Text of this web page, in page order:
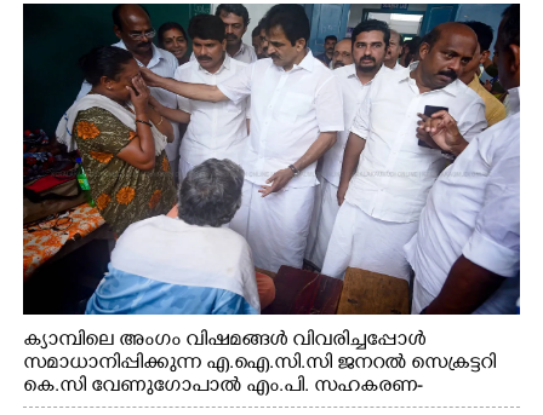
എടുത്ത് ലാളിച്ചപ്പോൾ. സഹകരണ-എക്സൈസ്
വകുപ്പ് മന്ത്രി എം. ലിജു, കൃഷിവകുപ്പ് മന്ത്രി ടി. സിദ്ദിഖ്,
റെജി ചെറിയാൻ എം. എൽ. എ എന്നിവർ സമീപം
ക്യാമ്പിലെ അംഗം വിഷമങ്ങൾ വിവരിച്ചപ്പോൾ
സമാധാനിപ്പിക്കുന്ന എ.ഐ.സി.സി ജനറൽ സെക്രട്ടറി
കെ.സി വേണുഗോപാൽ എം.പി. സഹകരണ-
എക്സൈസ് വകുപ്പ് മന്ത്രി എം. ലിജു, എന്നിവർ